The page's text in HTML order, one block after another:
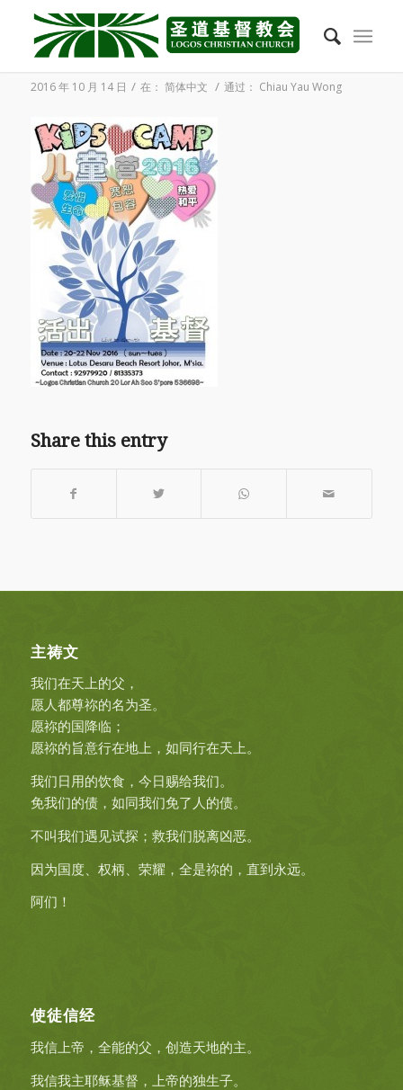
2016年11月：儿童营
2016 年 10 月 14 日 / 在： 简体中文 / 通过： Chiau Yau Wong
Share this entry
主祷文
我们在天上的父，
愿人都尊祢的名为圣。
愿祢的国降临；
愿祢的旨意行在地上，如同行在天上。
我们日用的饮食，今日赐给我们。
免我们的债，如同我们免了人的债。
不叫我们遇见试探；救我们脱离凶恶。
因为国度、权柄、荣耀，全是祢的，直到永远。
阿们！
使徒信经
我信上帝，全能的父，创造天地的主。
我信我主耶稣基督，上帝的独生子。